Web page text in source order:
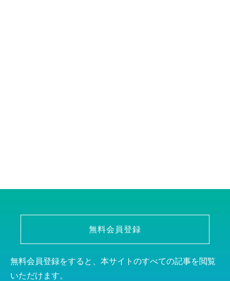
無料会員登録
無料会員登録をすると、本サイトのすべての記事を閲覧
いただけます。